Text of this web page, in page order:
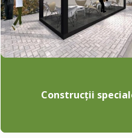
Construcții